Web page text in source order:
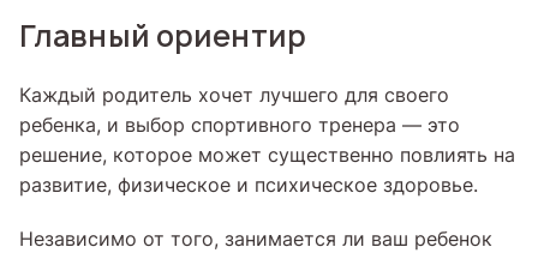
Главный ориентир
Каждый родитель хочет лучшего для своего
ребенка, и выбор спортивного тренера — это
решение, которое может существенно повлиять на
развитие, физическое и психическое здоровье.
Независимо от того, занимается ли ваш ребенок